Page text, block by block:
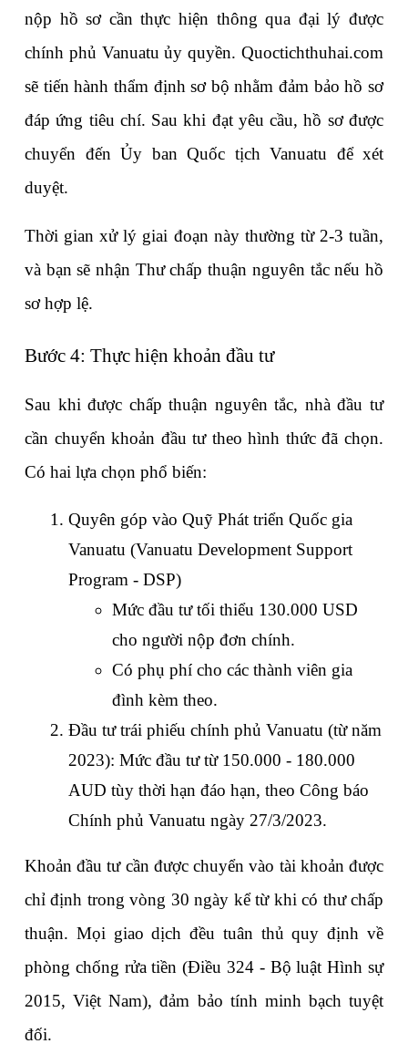
nộp hồ sơ cần thực hiện thông qua đại lý được
chính phủ Vanuatu ủy quyền. Quoctichthuhai.com
sẽ tiến hành thẩm định sơ bộ nhằm đảm bảo hồ sơ
đáp ứng tiêu chí. Sau khi đạt yêu cầu, hồ sơ được
chuyển đến Ủy ban Quốc tịch Vanuatu để xét
duyệt.
Thời gian xử lý giai đoạn này thường từ 2-3 tuần,
và bạn sẽ nhận Thư chấp thuận nguyên tắc nếu hồ
sơ hợp lệ.
Bước 4: Thực hiện khoản đầu tư
Sau khi được chấp thuận nguyên tắc, nhà đầu tư
cần chuyển khoản đầu tư theo hình thức đã chọn.
Có hai lựa chọn phổ biến:
Quyên góp vào Quỹ Phát triển Quốc gia
Vanuatu (Vanuatu Development Support
Program - DSP)
Mức đầu tư tối thiểu 130.000 USD
cho người nộp đơn chính.
Có phụ phí cho các thành viên gia
đình kèm theo.
Đầu tư trái phiếu chính phủ Vanuatu (từ năm
2023): Mức đầu tư từ 150.000 - 180.000
AUD tùy thời hạn đáo hạn, theo Công báo
Chính phủ Vanuatu ngày 27/3/2023.
Khoản đầu tư cần được chuyển vào tài khoản được
chỉ định trong vòng 30 ngày kể từ khi có thư chấp
thuận. Mọi giao dịch đều tuân thủ quy định về
phòng chống rửa tiền (Điều 324 - Bộ luật Hình sự
2015, Việt Nam), đảm bảo tính minh bạch tuyệt
đối.